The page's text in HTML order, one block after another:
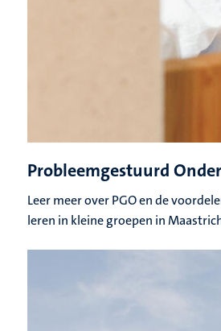
Probleemgestuurd
Leer meer over PGO en de
leren in kleine groepen in